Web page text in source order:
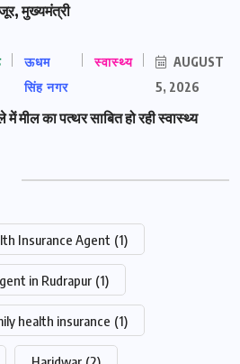
मुख्यमंत्री
ऊधम
सिंह नगर
स्वास्थ्य
AUGUST
5, 2026
मील का पत्थर साबित हो रही स्वास्थ्य
Insurance Agent (1)
in Rudrapur (1)
health insurance (1)